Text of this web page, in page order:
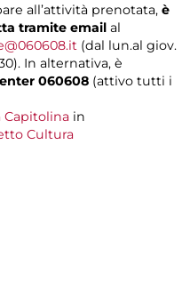
all’attività prenotata, è
tramite email al
(dal lun.al giov.
In alternativa, è
060608 (attivo tutti i
Capitolina in
Cultura